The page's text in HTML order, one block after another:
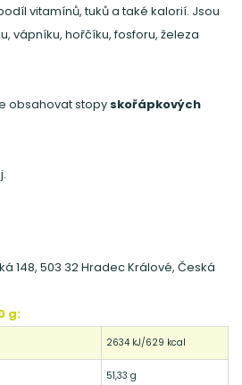
vitamínů, tuků a také kalorií. Jsou
vápníku, hořčíku, fosforu, železa
obsahovat stopy skořápkových
148, 503 32 Hradec Králové, Česká
g:
2634 kJ/629 kcal
51,33 g